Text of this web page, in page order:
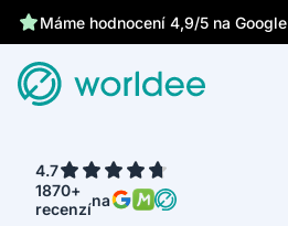
Máme hodnocení 4,9/5 na Google
4.7
1870+
recenzína